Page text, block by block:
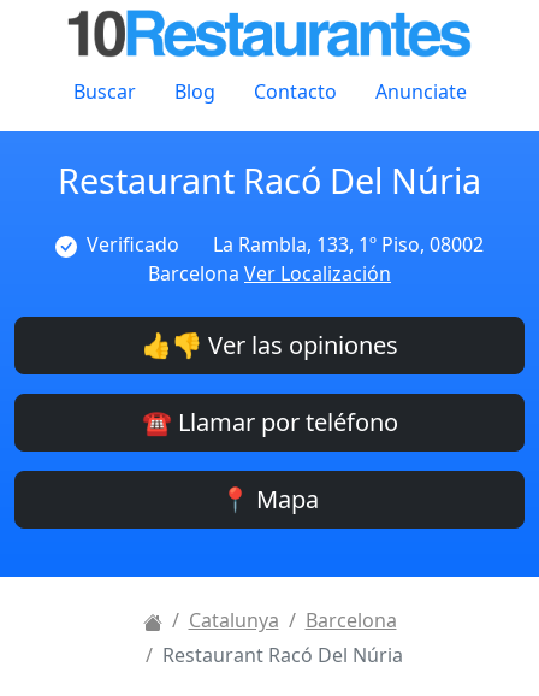
Buscar Blog Contacto Anunciate
Restaurant Racó Del Núria
Verificado
La Rambla, 133, 1º Piso, 08002
Barcelona Ver Localización
👍👎 Ver las opiniones
☎️ Llamar por teléfono
📍 Mapa
Catalunya
Barcelona
Restaurant Racó Del Núria